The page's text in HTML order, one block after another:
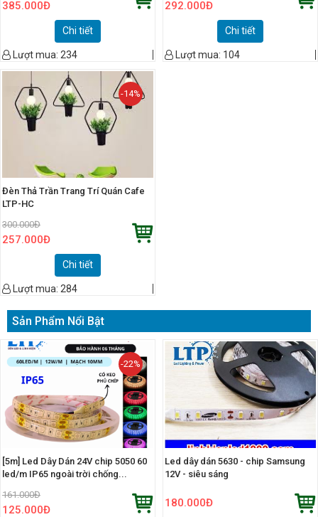
385.000Đ
Chi tiết
Lượt mua: 234
292.000Đ
Chi tiết
Lượt mua: 104
-14%
Đèn Thả Trần Trang Trí Quán Cafe
LTP-HC
300.000Đ
257.000Đ
Chi tiết
Lượt mua: 284
Sản Phẩm Nổi Bật
-22%
[5m] Led Dây Dán 24V chip 5050 60
led/m IP65 ngoài trời chống...
161.000Đ
125.000Đ
Led dây dán 5630 - chip Samsung
12V - siêu sáng
180.000Đ